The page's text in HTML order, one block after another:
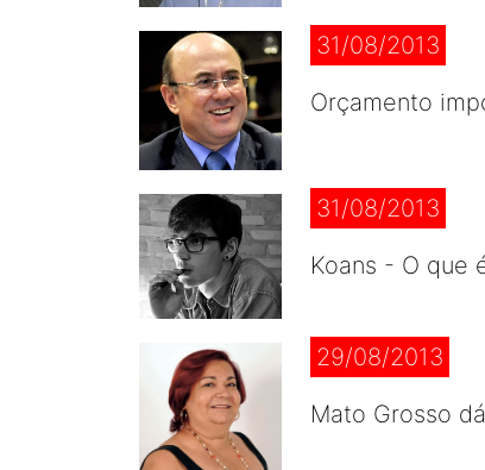
31/08/2013
Orçamento
31/08/2013
Koans - O que
29/08/2013
Mato Grosso